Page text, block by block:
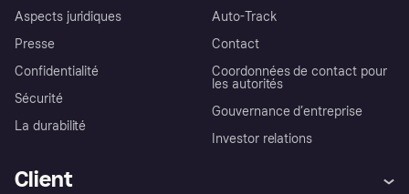
Aspects juridiques
Presse
Confidentialité
Sécurité
La durabilité
Auto-Track
Contact
Coordonnées de contact pour
les autorités
Gouvernance d’entreprise
Investor relations
Client